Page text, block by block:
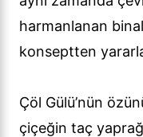
harmanlanan
konseptten
Çöl Gülü’nün
çiçeğin taç